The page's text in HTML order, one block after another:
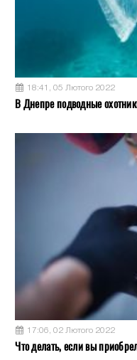
18:41, 05 Лютого 2022
В Днепре подводные
17:06, 02 Лютого 2022
Что делать, если вы